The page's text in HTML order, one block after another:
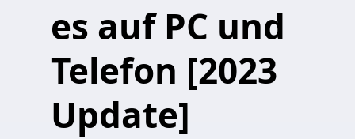
es auf PC und
Telefon [2023
Update]